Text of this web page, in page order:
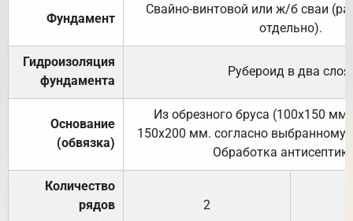
Фундамент
Свайно-винтовой или ж/б сваи
отдельно).
Гидроизоляция
фундамента
Рубероид в два слоя.
Основание
(обвязка)
Из обрезного бруса (100х150
150х200 мм. согласно выбранному
Обработка
Количество
рядов
2